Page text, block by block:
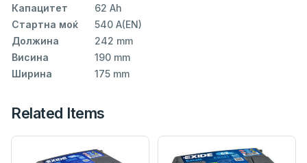
Капацитет
62 Ah
Стартна моќ
540 A(EN)
Должина
242 mm
Висина
190 mm
Ширина
175 mm
Related Items